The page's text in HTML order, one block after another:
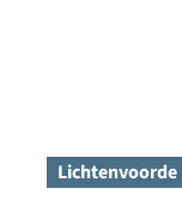
Lichtenvoorde